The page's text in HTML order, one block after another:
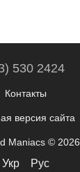
530 2424
Контакты
версия сайта
Maniacs © 2026
Укр Рус